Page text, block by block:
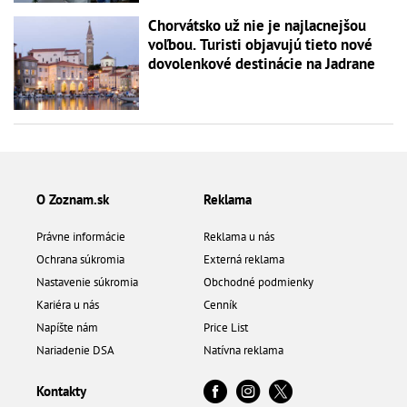
Chorvátsko už nie je najlacnejšou
voľbou. Turisti objavujú tieto nové
dovolenkové destinácie na Jadrane
O Zoznam.sk
Právne informácie
Ochrana súkromia
Nastavenie súkromia
Kariéra u nás
Napíšte nám
Nariadenie DSA
Reklama
Reklama u nás
Externá reklama
Obchodné podmienky
Cenník
Price List
Natívna reklama
Kontakty